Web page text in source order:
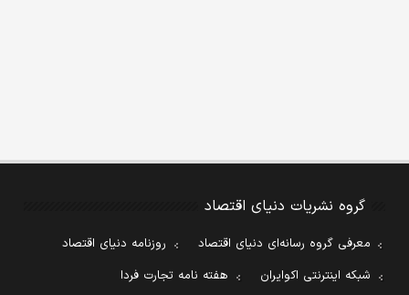
گروه نشریات دنیای اقتصاد
معرفی گروه رسانه‌ای دنیای اقتصاد
روزنامه دنیای اقتصاد
شبکه اینترنتی اکوایران
هفته نامه تجارت فردا